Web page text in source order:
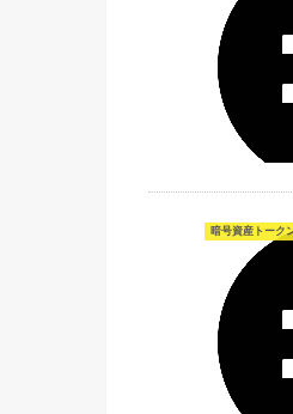
暗号資産トーク